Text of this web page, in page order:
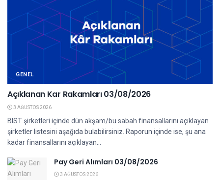
GENEL
Açıklanan Kar Rakamları 03/08/2026
3 AĞUSTOS 2026
BIST şirketleri içinde dün akşam/bu sabah finansallarını açıklayan
şirketler listesini aşağıda bulabilirsiniz. Raporun içinde ise, şu ana
kadar finansallarını açıklayan...
Pay Geri Alımları 03/08/2026
3 AĞUSTOS 2026